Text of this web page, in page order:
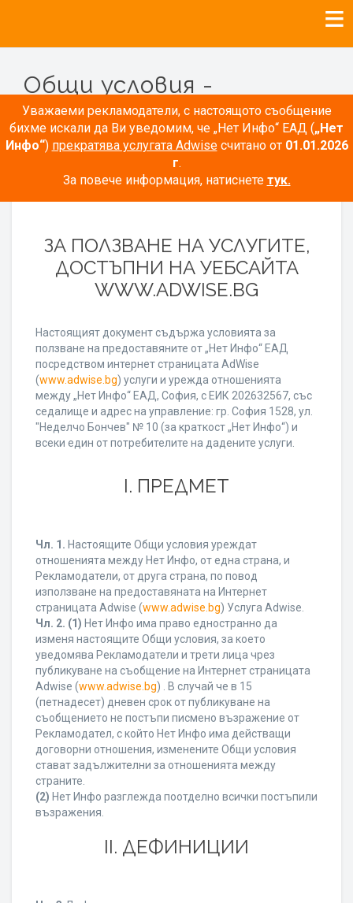
Уважаеми рекламодатели, с настоящото съобщение
бихме искали да Ви уведомим, че „Нет Инфо“ ЕАД („Нет
Инфо“) прекратява услугата Adwiseсчитано от 01.01.2026
г.
За повече информация, натиснете тук.
Общи условия -
Рекламодатели
ОБЩИ УСЛОВИЯ
ЗА ПОЛЗВАНЕ НА УСЛУГИТЕ,
ДОСТЪПНИ НА УЕБСАЙТА
WWW.ADWISE.BG
Настоящият документ съдържа условията за
ползване на предоставяните от „Нет Инфо“ ЕАД
посредством интернет страницата AdWise
(www.adwise.bg) услуги и урежда отношенията
между „Нет Инфо“ ЕАД, София, с ЕИК 202632567, със
седалище и адрес на управление: гр. София 1528, ул.
"Неделчо Бончев" № 10 (за краткост „Нет Инфо“) и
всеки един от потребителите на дадените услуги.
І. ПРЕДМЕТ
Чл. 1. Настоящите Общи условия уреждат
отношенията между Нет Инфо, от една страна, и
Рекламодатели, от друга страна, по повод
използване на предоставяната на Интернет
страницата Adwise (www.adwise.bg) Услуга Adwise.
Чл. 2. (1) Нет Инфо има право едностранно да
изменя настоящите Общи условия, за което
уведомява Рекламодатели и трети лица чрез
публикуване на съобщение на Интернет страницата
Adwise (www.adwise.bg) . В случай че в 15
(петнадесет) дневен срок от публикуване на
съобщението не постъпи писмено възражение от
Рекламодател, с който Нет Инфо има действащи
договорни отношения, изменените Общи условия
стават задължителни за отношенията между
страните.
(2) Нет Инфо разглежда поотделно всички постъпили
възражения.
ІІ. ДЕФИНИЦИИ